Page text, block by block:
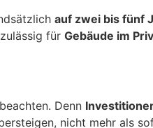
auf zwei bis fünf
für Gebäude im
Denn
nicht mehr als